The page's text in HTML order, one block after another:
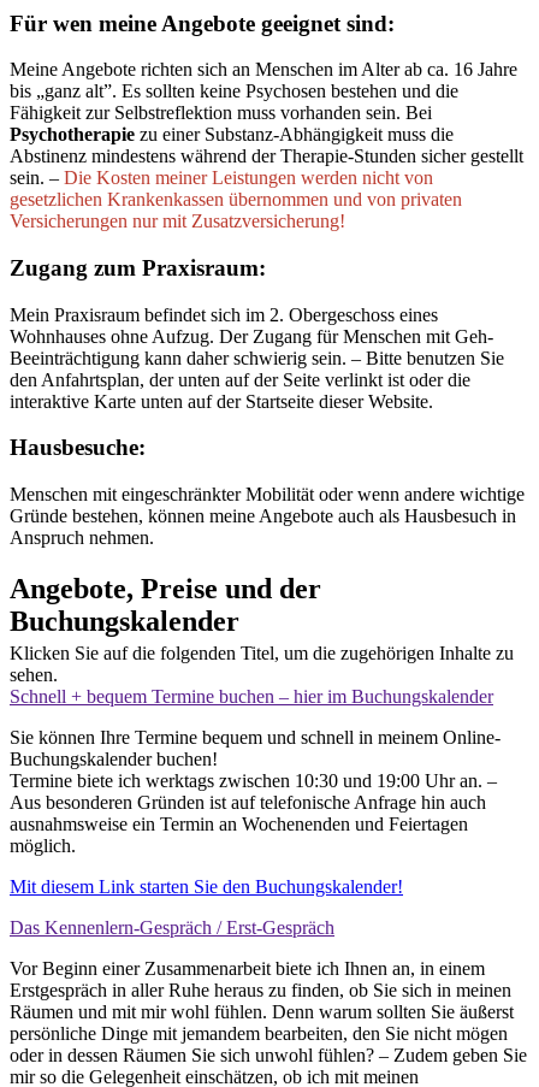
Für wen meine Angebote geeignet sind:
Meine Angebote richten sich an Menschen im Alter ab ca. 16 Jahre
bis „ganz alt”. Es sollten keine Psychosen bestehen und die
Fähigkeit zur Selbstreflektion muss vorhanden sein. Bei
Psychotherapie zu einer Substanz-Abhängigkeit muss die
Abstinenz mindestens während der Therapie-Stunden sicher gestellt
sein. – Die Kosten meiner Leistungen werden nicht von
gesetzlichen Krankenkassen übernommen und von privaten
Versicherungen nur mit Zusatzversicherung!
Zugang zum Praxisraum:
Mein Praxisraum befindet sich im 2. Obergeschoss eines
Wohnhauses ohne Aufzug. Der Zugang für Menschen mit Geh-
Beeinträchtigung kann daher schwierig sein. – Bitte benutzen Sie
den Anfahrtsplan, der unten auf der Seite verlinkt ist oder die
interaktive Karte unten auf der Startseite dieser Website.
Hausbesuche:
Menschen mit eingeschränkter Mobilität oder wenn andere wichtige
Gründe bestehen, können meine Angebote auch als Hausbesuch in
Anspruch nehmen.
Angebote, Preise und der
Buchungskalender
Klicken Sie auf die folgenden Titel, um die zugehörigen Inhalte zu
sehen.
Schnell + bequem Termine buchen – hier im Buchungskalender
Sie können Ihre Termine bequem und schnell in meinem Online-
Buchungskalender buchen!
Termine biete ich werktags zwischen 10:30 und 19:00 Uhr an. –
Aus besonderen Gründen ist auf telefonische Anfrage hin auch
ausnahmsweise ein Termin an Wochenenden und Feiertagen
möglich.
Mit diesem Link starten Sie den Buchungskalender!
Das Kennenlern-Gespräch / Erst-Gespräch
Vor Beginn einer Zusammenarbeit biete ich Ihnen an, in einem
Erstgespräch in aller Ruhe heraus zu finden, ob Sie sich in meinen
Räumen und mit mir wohl fühlen. Denn warum sollten Sie äußerst
persönliche Dinge mit jemandem bearbeiten, den Sie nicht mögen
oder in dessen Räumen Sie sich unwohl fühlen? – Zudem geben Sie
mir so die Gelegenheit einschätzen, ob ich mit meinen